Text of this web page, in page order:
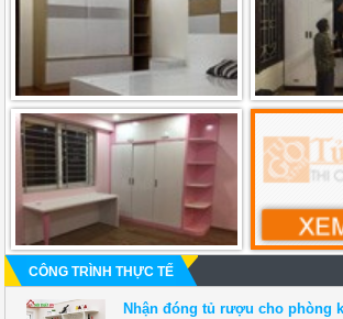
CÔNG TRÌNH THỰC TẾ
Nhận đóng tủ rượu cho phòng